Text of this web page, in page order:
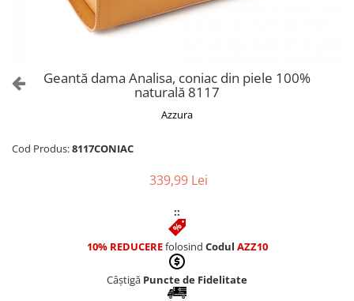
Genți Albe
Genți Bleumarin
Geantă dama Analisa, coniac din piele 100%
naturală 8117
Azzura
Cod Produs:8117CONIAC
339,99 Lei
::
10% REDUCEREfolosind Codul AZZ10
Câștigă Puncte de Fidelitate